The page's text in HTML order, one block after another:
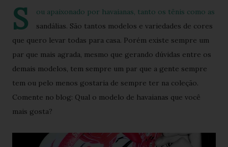
S
ou apaixonado por havaianas, tanto os tênis como as
sandálias. São tantos modelos e variedades de cores
que quero levar todas para casa. Porém existe sempre um
par que mais agrada, mesmo que gerando dúvidas entre os
demais modelos, tem sempre um par que a gente sempre
tem ou pelo menos gostaria de sempre ter na coleção.
Comente no blog: Qual o modelo de havaianas que você
mais gosta?